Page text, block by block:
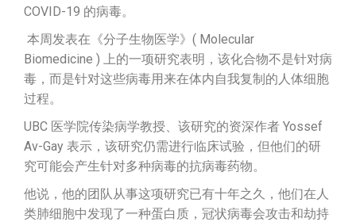
COVID-19 的病毒。
本周发表在《分子生物医学》( Molecular
Biomedicine ) 上的一项研究表明，该化合物不是针对病
毒，而是针对这些病毒用来在体内自我复制的人体细胞
过程。
UBC 医学院传染病学教授、该研究的资深作者 Yossef
Av-Gay 表示，该研究仍需进行临床试验，但他们的研
究可能会产生针对多种病毒的抗病毒药物。
他说，他的团队从事这项研究已有十年之久，他们在人
类肺细胞中发现了一种蛋白质，冠状病毒会攻击和劫持